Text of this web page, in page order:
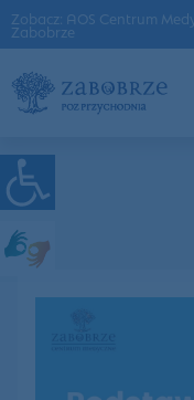
Zobacz: AOS Centrum
Zabobrze